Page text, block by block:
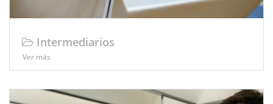
Intermediarios
Ver más